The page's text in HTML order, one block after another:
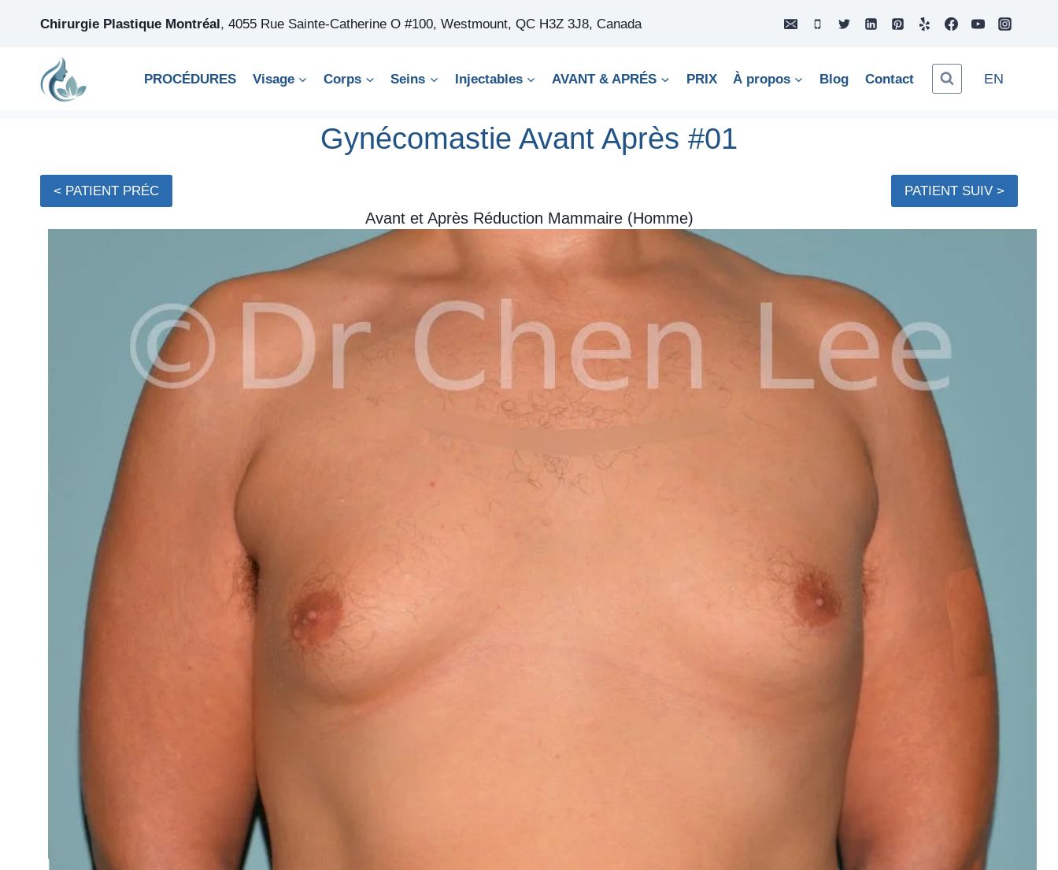
Chirurgie Plastique Montréal, 4055 Rue Sainte-Catherine O #100, Westmount, QC H3Z 3J8, Canada
PROCÉDURES Visage Corps Seins Injectables AVANT & APRÉS PRIX À propos Blog Contact EN
Gynécomastie Avant Après #01
< PATIENT PRÉC PATIENT SUIV >
Avant et Après Réduction Mammaire (Homme)